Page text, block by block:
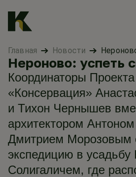
Главная Новости
Нероново: успеть
Координаторы Проекта
«Консервация»
и Тихон Чернышев
архитектором
Дмитрием Морозовым
экспедицию в
Солигаличем, где